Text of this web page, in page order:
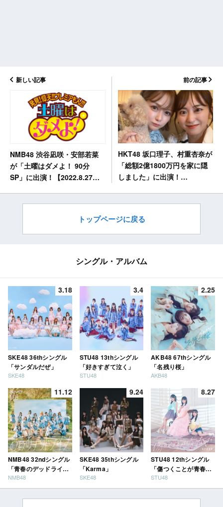
新しい記事
NMB48 渋谷凪咲・安部若菜
が「土曜はダメよ！ 90分
SP」に出演！【2022.8.27
前の記事
HKT48 坂口理子、村重杏奈が
「総額2億1800万円を家に隠
しました」に出演！
トップページに戻る
シングル・アルバム
3.18
SKE48 36thシングル
「サンダルだぜ」
SKE48
3.4
STU48 13thシングル
「好きすぎて泣く」
STU48
2.25
AKB48 67thシングル
「名残り桜」
AKB48
11.12
NMB48 32ndシングル
「青春のデッドライ
ン」
NMB48
9.24
SKE48 35thシングル
「Karma」
SKE48
8.27
STU48 12thシングル
「傷つくことが青春
だ」
STU48